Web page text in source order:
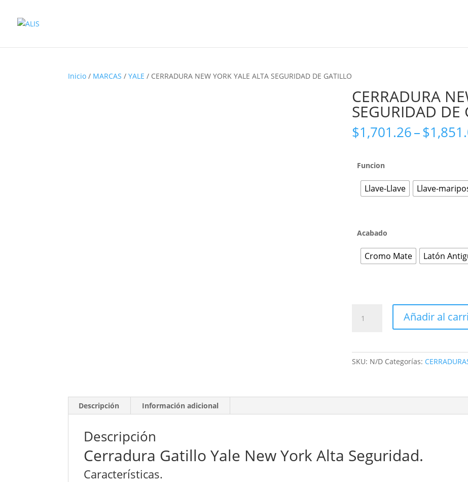
Inicio / MARCAS /YALE / CERRADURA NEW YORK YALE ALTA SEGURIDAD DE GATILLO
CERRADURA
SEGURIDAD DE
$1,701.26–$
Funcion
Llave-Llave Llave-
Acabado
Cromo Mate Latón
NEW
Añadir al
SKU: N/D Categorías:
Descripción Información adicional
Descripción
Cerradura Gatillo Yale New York Alta Seguridad.
Características.